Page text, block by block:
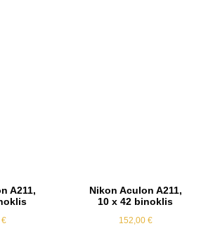
A211,
€
Nikon Aculon A211,
10 x 42 binoklis
152,00 €